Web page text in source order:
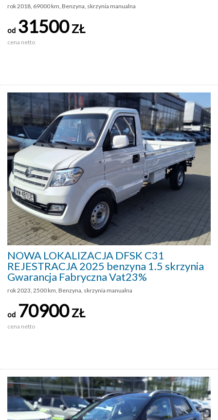
rok 2018, 69000 km, Benzyna, skrzynia manualna
od 31500ZŁ
cena netto
NOWA LOKALIZACJA DFSK C31
REJESTRACJA 2025 benzyna 1.5 skrzynia
Gwarancja Fabryczna Vat23%
rok 2023, 2500 km, Benzyna, skrzynia manualna
od 70900ZŁ
cena netto